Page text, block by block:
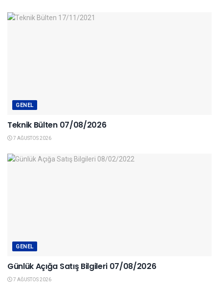
GENEL
Teknik Bülten 07/08/2026
7 AĞUSTOS 2026
GENEL
Günlük Açığa Satış Bilgileri 07/08/2026
7 AĞUSTOS 2026